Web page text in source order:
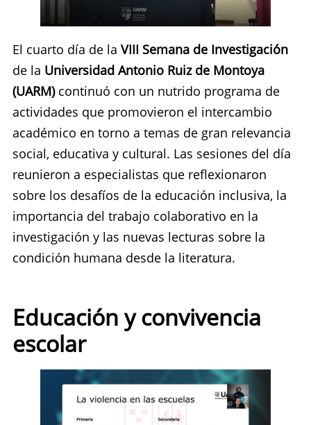
El cuarto día de la VIII Semana de Investigación
de la Universidad Antonio Ruiz de Montoya
(UARM)continuó con un nutrido programa de
actividades que promovieron el intercambio
académico en torno a temas de gran relevancia
social, educativa y cultural. Las sesiones del día
reunieron a especialistas que reflexionaron
sobre los desafíos de la educación inclusiva, la
importancia del trabajo colaborativo en la
investigación y las nuevas lecturas sobre la
condición humana desde la literatura.
Educación y convivencia
escolar